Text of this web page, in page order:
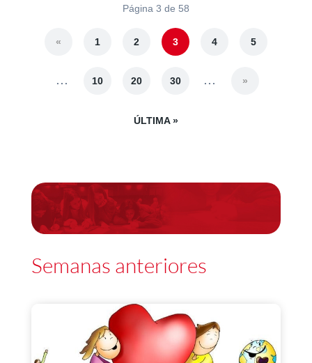
Página 3 de 58
« 1 2 3 4 5
... 10 20 30 ... »
ÚLTIMA »
Semanas anteriores